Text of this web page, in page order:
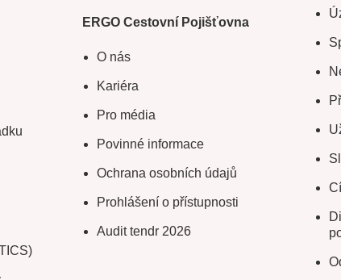
ERGO Cestovní Pojišťovna
O nás
Kariéra
Pro média
Povinné informace
Ochrana osobních údajů
Prohlášení o přístupnosti
Audit tendr 2026